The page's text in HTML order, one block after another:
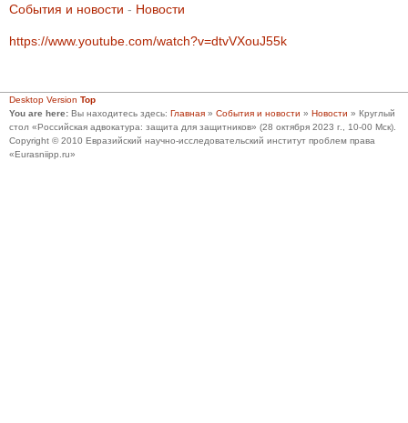
События и новости - Новости
https://www.youtube.com/watch?v=dtvVXouJ55k
Desktop Version Top
You are here: Вы находитесь здесь: Главная » События и новости » Новости » Круглый
стол «Российская адвокатура: защита для защитников» (28 октября 2023 г., 10-00 Мск).
Copyright © 2010 Евразийский научно-исследовательский институт проблем права
«Eurasniipp.ru»